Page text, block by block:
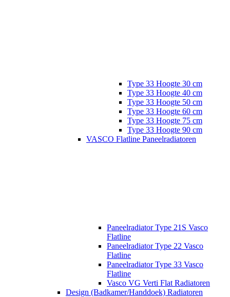
Type 33 Hoogte 30 cm
Type 33 Hoogte 40 cm
Type 33 Hoogte 50 cm
Type 33 Hoogte 60 cm
Type 33 Hoogte 75 cm
Type 33 Hoogte 90 cm
VASCO Flatline Paneelradiatoren
Paneelradiator Type 21S Vasco
Flatline
Paneelradiator Type 22 Vasco
Flatline
Paneelradiator Type 33 Vasco
Flatline
Vasco VG Verti Flat Radiatoren
Design (Badkamer/Handdoek) Radiatoren